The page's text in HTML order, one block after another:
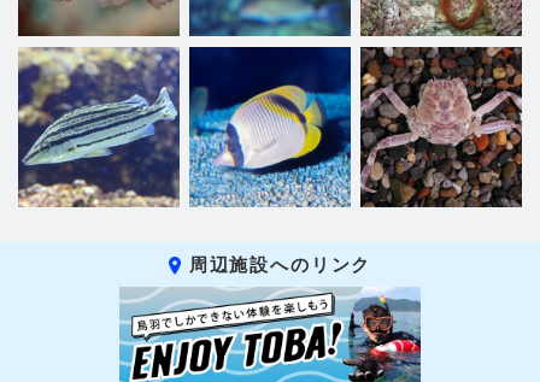
周辺施設へのリンク